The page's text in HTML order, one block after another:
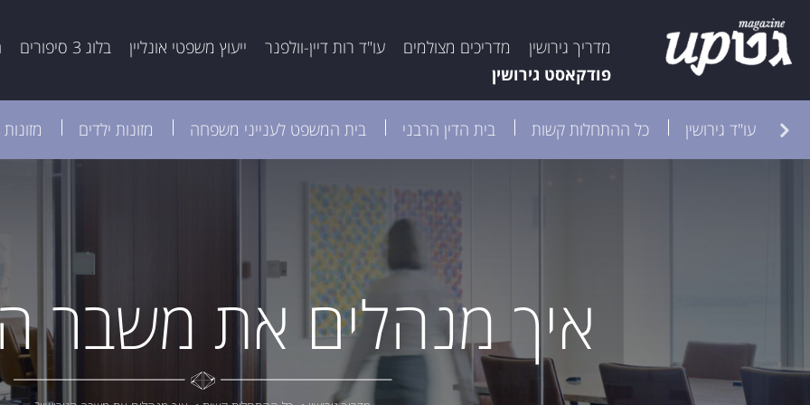
מדריך גירושין מדריכים מצולמים עו"ד רות דיין-וולפנר ייעוץ משפטי אונליין בלוג 3 סיפורים
פודקאסט גירושין
עו"ד גירושין כל ההתחלות קשות בית הדין הרבני בית המשפט לענייני משפחה מזונות ילדים
איך מנהלים את משבר